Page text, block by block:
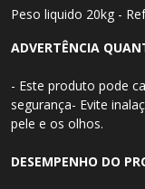
Peso liquido 20kg -
ADVERTÊNCIA
- Este produto pode
segurança- Evite
pele e os olhos.
DESEMPENHO DO